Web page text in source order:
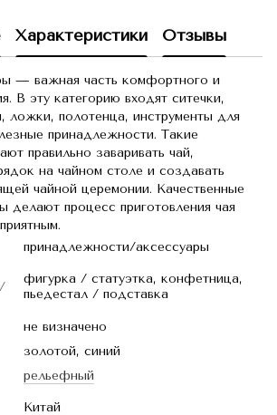
Характеристики Отзывы
— важная часть комфортного и
В эту категорию входят ситечки,
ложки, полотенца, инструменты для
принадлежности. Такие
правильно заваривать чай,
на чайном столе и создавать
чайной церемонии. Качественные
делают процесс приготовления чая
принадлежности/аксессуары
фигурка / статуэтка, конфетница,
пьедестал / подставка
не визначено
золотой, синий
рельефный
Китай